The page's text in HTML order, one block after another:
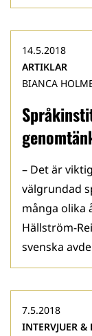
14.5.2018
ARTIKLAR
BIANCA
– Det är
välgrundad
många olika
Hällström-
svenska
7.5.2018
INTERVJUER &